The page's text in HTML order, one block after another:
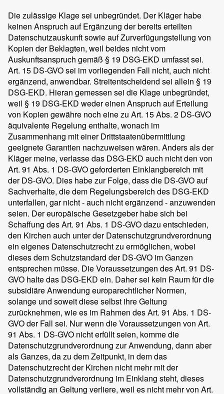
Die zulässige Klage sei unbegründet. Der Kläger habe
keinen Anspruch auf Ergänzung der bereits erteilten
Datenschutzauskunft sowie auf Zurverfügungstellung von
Kopien der Beklagten, weil beides nicht vom
Auskunftsanspruch gemäß § 19 DSG-EKD umfasst sei.
Art. 15 DS-GVO sei im vorliegenden Fall nicht, auch nicht
ergänzend, anwendbar. Streitentscheidend sei allein § 19
DSG-EKD. Hieran gemessen sei die Klage unbegründet,
weil § 19 DSG-EKD weder einen Anspruch auf Erteilung
von Kopien gewähre noch eine zu Art. 15 Abs. 2 DS-GVO
äquivalente Regelung enthalte, wonach im
Zusammenhang mit einer Drittstaatenübermittlung
geeignete Garantien nachzuweisen wären. Anders als der
Kläger meine, verlasse das DSG-EKD auch nicht den von
Art. 91 Abs. 1 DS-GVO geforderten Einklangbereich mit
der DS-GVO. Dies habe zur Folge, dass die DS-GVO auf
Sachverhalte, die dem Regelungsbereich des DSG-EKD
unterfallen, gar nicht - auch nicht ergänzend - anzuwenden
seien. Der europäische Gesetzgeber habe sich bei
Schaffung des Art. 91 Abs. 1 DS-GVO dazu entschieden,
den Kirchen auch unter der Datenschutzgrundverordnung
ein eigenes Datenschutzrecht zu ermöglichen, wobei
dieses dem Schutzstandard der DS-GVO im Ganzen
entsprechen müsse. Die Voraussetzungen des Art. 91 DS-
GVO halte das DSG-EKD ein. Daher sei kein Raum für die
subsidiäre Anwendung europarechtlicher Normen,
solange und soweit diese selbst ihre Geltung
zurücknehmen, wie es im Rahmen des Art. 91 Abs. 1 DS-
GVO der Fall sei. Nur wenn die Voraussetzungen von Art.
91 Abs. 1 DS-GVO nicht erfüllt seien, komme die
Datenschutzgrundverordnung zur Anwendung, dann aber
als Ganzes, da zu dem Zeitpunkt, in dem das
Datenschutzrecht der Kirchen nicht mehr mit der
Datenschutzgrundverordnung im Einklang steht, dieses
vollständig an Geltung verliere, weil es nicht mehr von Art.